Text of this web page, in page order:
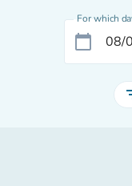
For which
calendar_today